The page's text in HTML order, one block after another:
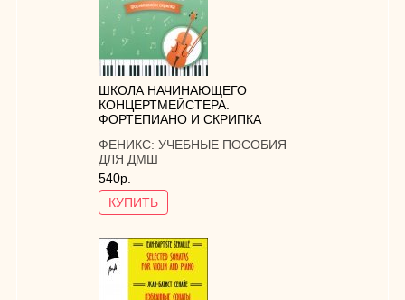
ШКОЛА НАЧИНАЮЩЕГО
КОНЦЕРТМЕЙСТЕРА.
ФОРТЕПИАНО И СКРИПКА
ФЕНИКС: УЧЕБНЫЕ ПОСОБИЯ
ДЛЯ ДМШ
540р.
КУПИТЬ